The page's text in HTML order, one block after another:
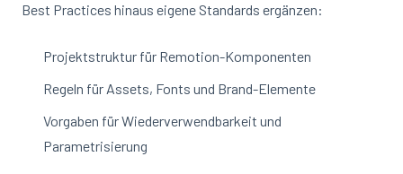
Best Practices hinaus eigene Standards ergänzen:
Projektstruktur für Remotion-Komponenten
Regeln für Assets, Fonts und Brand-Elemente
Vorgaben für Wiederverwendbarkeit und
Parametrisierung